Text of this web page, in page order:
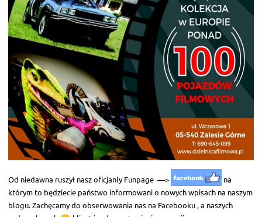
Od niedawna ruszył nasz oficjanly Funpage —>
na
którym to będziecie państwo informowani o nowych wpisach na naszym
blogu. Zachęcamy do obserwowania nas na Facebooku , a naszych